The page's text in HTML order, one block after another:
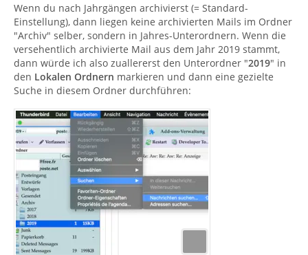
Wenn du nach Jahrgängen archivierst (= Standard-
Einstellung), dann liegen keine archivierten Mails im Ordner
"Archiv" selber, sondern in Jahres-Unterordnern. Wenn die
versehentlich archivierte Mail aus dem Jahr 2019 stammt,
dann würde ich also zuallererst den Unterordner "2019" in
den Lokalen Ordnern markieren und dann eine gezielte
Suche in diesem Ordner durchführen: